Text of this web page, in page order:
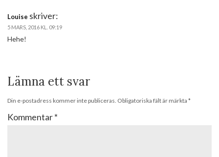
Louise skriver:
5 MARS, 2016 KL. 09:19
Hehe!
Lämna ett svar
Din e-postadress kommer inte publiceras. Obligatoriska fält är märkta *
Kommentar*